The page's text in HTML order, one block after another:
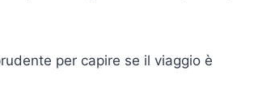
per capire se il viaggio è